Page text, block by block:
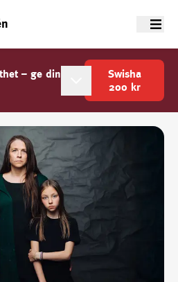
Meny
– ge din
Swisha
200 kr